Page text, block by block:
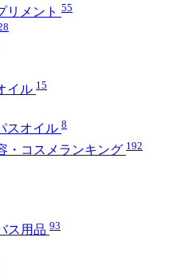
リメント 55
イル 15
スオイル 8
・コスメランキング 192
ス用品 93